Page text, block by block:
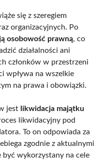
się z szeregiem
organizacyjnych. Po
osobowość prawną, co
działalności ani
członków w przestrzeni
wpływa na wszelkie
na prawa i obowiązki.
jest likwidacja majątku
likwidacyjny pod
To on odpowiada za
zgodnie z aktualnymi
wykorzystany na cele